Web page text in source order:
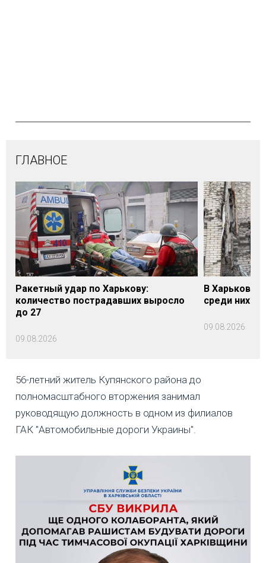
ГЛАВНОЕ
Ракетный удар по Харькову:
количество пострадавших выросло
до 27
09.08.2026
В Харькове
среди них -
09.08.2026
56-летний житель Купянского района до
полномасштабного вторжения занимал
руководящую должность в одном из филиалов
ГАК "Автомобильные дороги Украины".